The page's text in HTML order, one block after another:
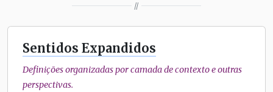
//
Sentidos Expandidos
Definições organizadas por camada de contexto e outras
perspectivas.